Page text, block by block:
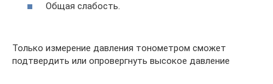
Общая слабость.
Только измерение давления тонометром сможет
подтвердить или опровергнуть высокое давление